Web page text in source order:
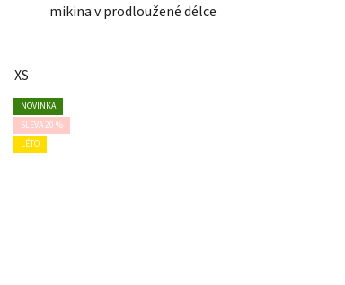
mikina v prodloužené délce
XS
NOVINKA
SLEVA 20 %
LÉTO